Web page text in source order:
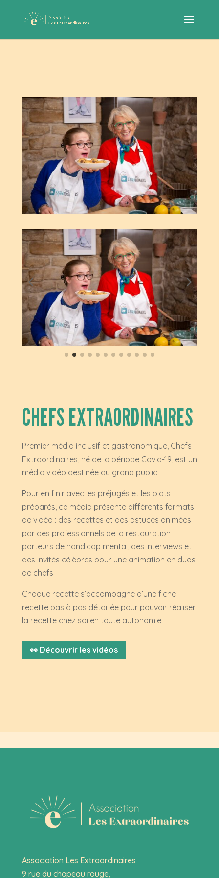
CHEFS EXTRAORDINAIRES
Premier média inclusif et gastronomique, Chefs
Extraordinaires, né de la période Covid-19, est un
média vidéo destinée au grand public.
Pour en finir avec les préjugés et les plats
préparés, ce média présente différents formats
de vidéo : des recettes et des astuces animées
par des professionnels de la restauration
porteurs de handicap mental, des interviews et
des invités célèbres pour une animation en duos
de chefs !
Chaque recette s’accompagne d’une fiche
recette pas à pas détaillée pour pouvoir réaliser
la recette chez soi en toute autonomie.
👀 Découvrir les vidéos
Association Les Extraordinaires
9 rue du chapeau rouge,